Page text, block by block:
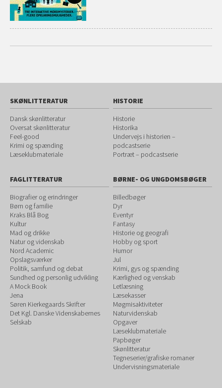
SKØNLITTERATUR
Dansk skønlitteratur
Oversat skønlitteratur
Feel-good
Krimi og spænding
Læseklubmateriale
HISTORIE
Historie
Historika
Undervejs i historien –
podcastserie
Portræt – podcastserie
FAGLITTERATUR
Biografier og erindringer
Børn og familie
Kraks Blå Bog
Kultur
Mad og drikke
Natur og videnskab
Nord Academic
Opslagsværker
Politik, samfund og debat
Sundhed og personlig udvikling
A Mock Book
Jena
Søren Kierkegaards Skrifter
Det Kgl. Danske Videnskabernes
Selskab
BØRNE- OG UNGDOMSBØGER
Billedbøger
Dyr
Eventyr
Fantasy
Historie og geografi
Hobby og sport
Humor
Jul
Krimi, gys og spænding
Kærlighed og venskab
Letlæsning
Læsekasser
Møgmisaktiviteter
Naturvidenskab
Opgaver
Læseklubmateriale
Papbøger
Skønlitteratur
Tegneserier/grafiske romaner
Undervisningsmateriale